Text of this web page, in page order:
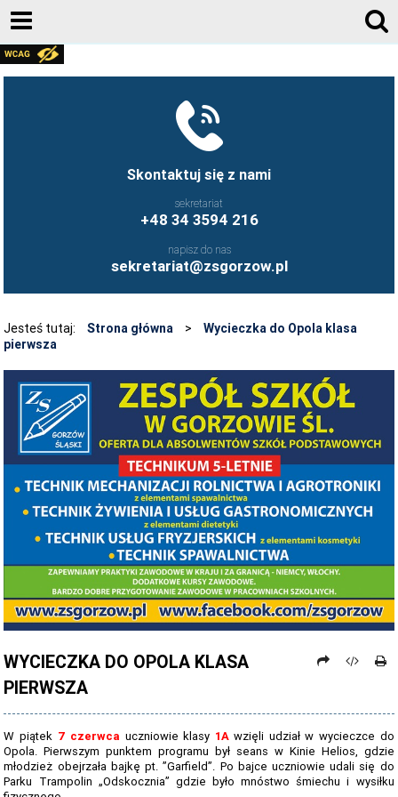
Skontaktuj się z nami
sekretariat
+48 34 3594 216
napisz do nas
sekretariat@zsgorzow.pl
AKTUALNOŚCI
UCZNIOWIE ZS GORZÓW ŚLĄSKI - FB
FRYZJERSTWO NASZEJ SZKOŁY - FB
O SZKOLE
GALERIA ZDJĘĆ 2020-2026
PROCEDURY NAUKI ZDALNEJ
PROCEDURY BEZPIECZEŃSTWA - COVID-19 - OD 15 WRZEŚNIA 2021
PREZENTACJA SZKOŁY 2026 - 2027
ZDJĘCIA GRUPOWE 2022 - 2023
KADRA PEDAGOGICZNA
DANE OSOBOWE
PROJEKT: "NOWE SPOJRZENIE - NOWE MOŻLIWOŚCI - SPOJRZENIE W
PRZYSZŁOŚĆ"
NABÓR NA ROK SZKOLNY 2026/2027
NASZE KIERUNKI TECHNIKUM - 2026-2027 - OPIS
REGULAMIN REKRUTACJI SZKOŁY DZIENNE 2026-2027
Jesteś tutaj: Strona główna >
Wycieczka do Opola klasa
pierwsza
WYCIECZKA DO OPOLA KLASA
PIERWSZA
W piątek 7 czerwca uczniowie klasy 1Awzięli udział w wycieczce do
Opola. Pierwszym punktem programu był seans w Kinie Helios, gdzie
młodzież obejrzała bajkę pt. ”Garfield”. Po bajce uczniowie udali się do
Parku Trampolin „Odskocznia” gdzie było mnóstwo śmiechu i wysiłku